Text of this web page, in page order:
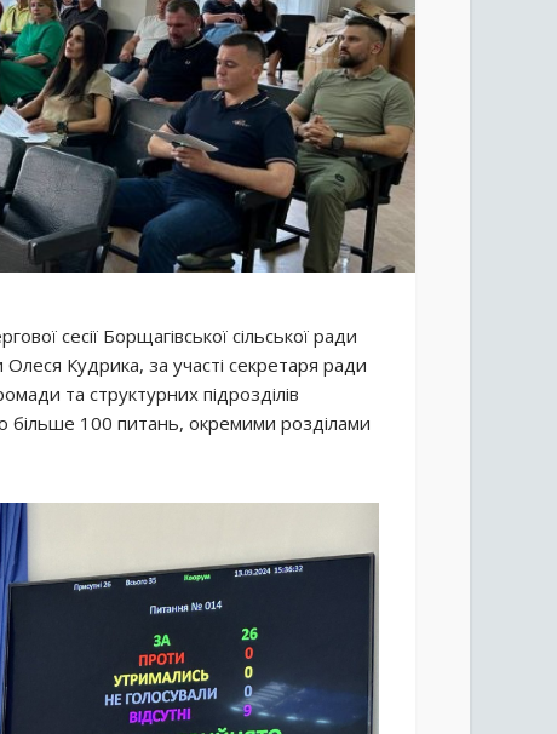
сесії Борщагівської сільської ради
Олеся Кудрика, за участі секретаря ради
та структурних підрозділів
більше 100 питань, окремими розділами